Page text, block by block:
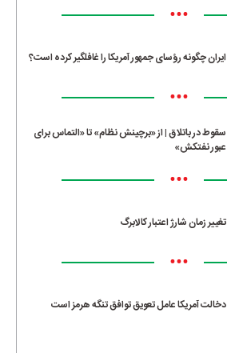
•••
ایران چگونه رؤسای جمهور آمریکا را غافلگیر کرده است؟
•••
سقوط در باتلاق | از «برچینش نظام» تا «التماس برای
عبور نفتکش»
•••
تغییر زمان شارژ اعتبار کالابرگ
•••
دخالت آمریکا عامل تعویق توافق تنگه هرمز است